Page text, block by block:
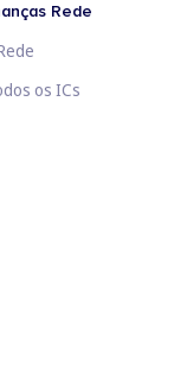
Rede
os ICs